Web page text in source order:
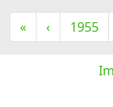
« ‹ 1955